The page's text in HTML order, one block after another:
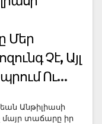
Մեր
Չէ, Այլ
Ու
Անթիլիասի
մայր տաճարը իր